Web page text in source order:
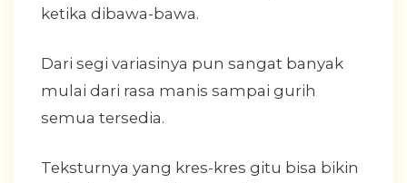
ketika dibawa-bawa.
Dari segi variasinya pun sangat banyak
mulai dari rasa manis sampai gurih
semua tersedia.
Teksturnya yang kres-kres gitu bisa bikin